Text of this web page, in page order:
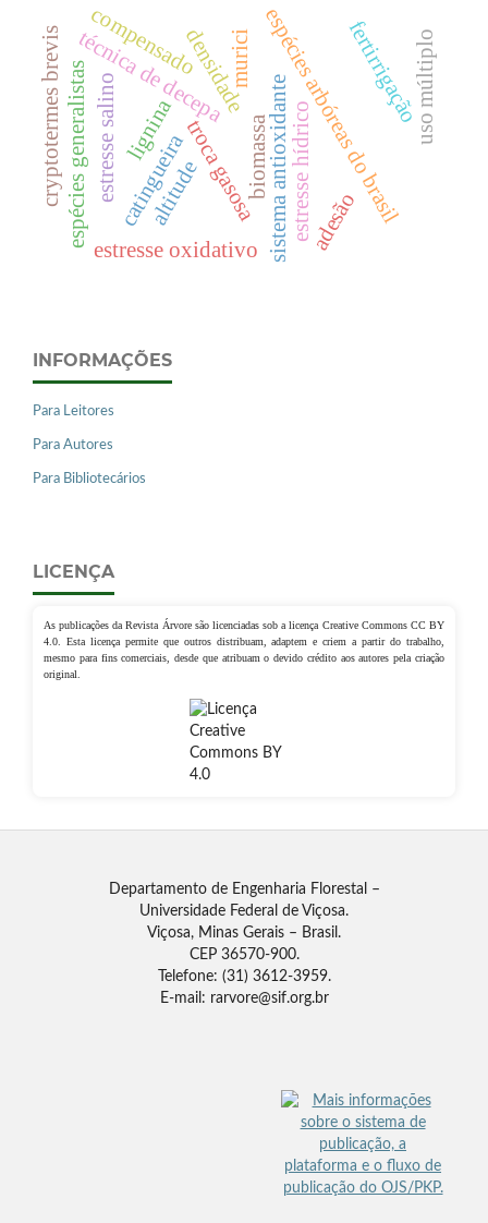
biomassa
densidade
sistema antioxidante
troca gasosaespécies arbóreas do brasil
técnica de decepa
lignina
estresse salinocatingueira estresse hídrico
altitude
espécies generalistas
estresse oxidativo
fertirrigação
murici
cryptotermes brevis
adesão
uso múltiplo
compensado
INFORMAÇÕES
Para Leitores
Para Autores
Para Bibliotecários
LICENÇA
As publicações da Revista Árvore são licenciadas sob a licença Creative Commons CC BY
4.0. Esta licença permite que outros distribuam, adaptem e criem a partir do trabalho,
mesmo para fins comerciais, desde que atribuam o devido crédito aos autores pela criação
original.
Departamento de Engenharia Florestal –
Universidade Federal de Viçosa.
Viçosa, Minas Gerais – Brasil.
CEP 36570-900.
Telefone: (31) 3612-3959.
E-mail: rarvore@sif.org.br